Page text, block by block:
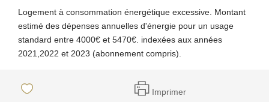
Logement à consommation énergétique excessive. Montant
estimé des dépenses annuelles d'énergie pour un usage
standard entre 4000€ et 5470€. indexées aux années
2021,2022 et 2023 (abonnement compris).
Imprimer